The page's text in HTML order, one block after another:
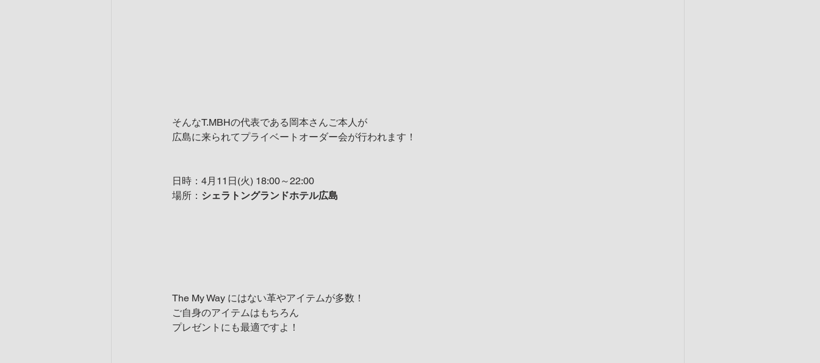
そんなT.MBHの代表である岡本さんご本人が
広島に来られてプライベートオーダー会が行われます！
日時：4月11日(火) 18:00～22:00
場所： シェラトングランドホテル広島
The My Way にはない革やアイテムが多数！
ご自身のアイテムはもちろん
プレゼントにも最適ですよ！